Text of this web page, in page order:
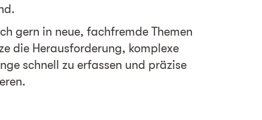
gern in neue, fachfremde Themen
die Herausforderung, komplexe
schnell zu erfassen und präzise